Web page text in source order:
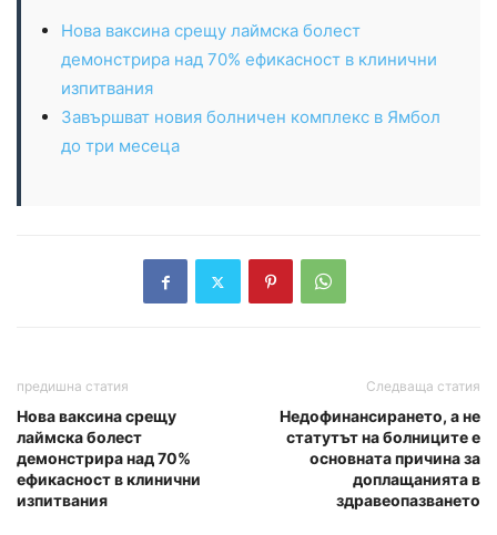
Нова ваксина срещу лаймска болест
демонстрира над 70% ефикасност в клинични
изпитвания
Завършват новия болничен комплекс в Ямбол
до три месеца
предишна статия
Нова ваксина срещу
лаймска болест
демонстрира над 70%
ефикасност в клинични
изпитвания
Следваща статия
Недофинансирането, а не
статутът на болниците е
основната причина за
доплащанията в
здравеопазването